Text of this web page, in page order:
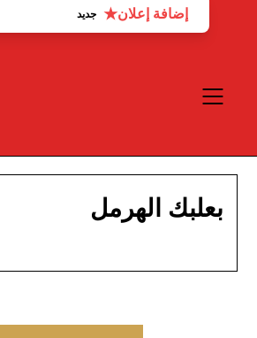
إضافة إعلان★ جديد
بعلبك الهرمل